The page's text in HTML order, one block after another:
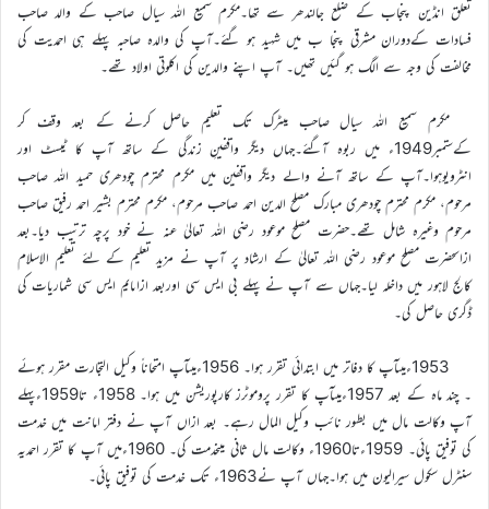
تعلق انڈین پنجاب کے ضلع جالندھر سے تھا۔مکرم سمیع اللہ سیال صاحب کے والد صاحب
فسادات کےدوران مشرقی پنجا ب میں شہید ہو گئے۔آپ کی والدہ صاحبہ پہلے ہی احمدیت کی
مخالفت کی وجہ سے الگ ہو گئیں تھیں۔ آپ اپنے والدین کی اکلوتی اولاد تھے۔
مکرم سمیع اللہ سیال صاحب میٹرک تک تعلیم حاصل کرنے کے بعد وقف کر
کےستمبر1949ء میں ربوہ آگئے۔جہاں دیگر واقفینِ زندگی کے ساتھ آپ کا ٹیسٹ اور
انٹرویوہوا۔آپ کے ساتھ آنے والے دیگر واقفین میں مکرم محترم چودھری حمید اللہ صاحب
مرحوم، مکرم محترم چودھری مبارک مصلح الدین احمد صاحب مرحوم، مکرم محترم بشیر احمد رفیق صاحب
مرحوم وغیرہ شامل تھے۔حضرت مصلح موعود رضی اللہ تعالیٰ عنہ نے خود پرچہ ترتیب دیا۔بعد
ازاںحضرت مصلح موعود رضی اللہ تعالیٰ کے ارشاد پر آپ نے مزید تعلیم کے لئے تعلیم الاسلام
کالج لاہور میں داخلہ لیا۔جہاں سے آپ نے پہلے بی ایس سی اوربعد ازاںایم ایس سی شماریات کی
ڈگری حاصل کی۔
1953ءمیںآپ کا دفاتر میں ابتدائی تقرر ہوا۔ 1956ءمیںآپ امتحاناً وکیل التجارت مقرر ہوئے
۔ چند ماہ کے بعد 1957ءمیںآپ کا تقرر پروموٹرز کارپوریشن میں ہوا۔ 1958ء تا1959ءپہلے
آپ وکالت مال میں بطور نائب وکیل المال رہے۔ بعد ازاں آپ نے دفتر امانت میں خدمت
کی توفیق پائی۔ 1959ءتا1960ء وکالت مال ثانی میںخدمت کی۔ 1960ءمیں آپ کا تقرر احمدیہ
سنٹرل سکول سیرالیون میں ہوا۔جہاں آپ نے1963ء تک خدمت کی توفیق پائی۔